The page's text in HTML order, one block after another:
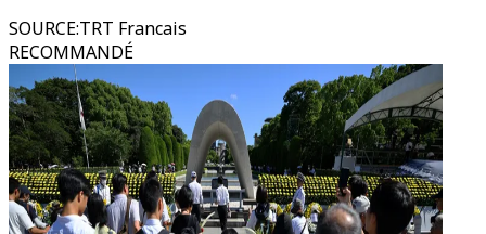
SOURCE:TRT Francais
RECOMMANDÉ